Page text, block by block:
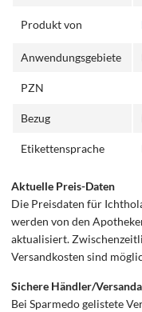
Produkt von
Anwendungsgebiete
PZN
Bezug
Etikettensprache
Aktuelle Preis-Daten
Die Preisdaten für
werden von den
aktualisiert.
Versandkosten sind
Sichere Händler/
Bei Sparmedo gelistete